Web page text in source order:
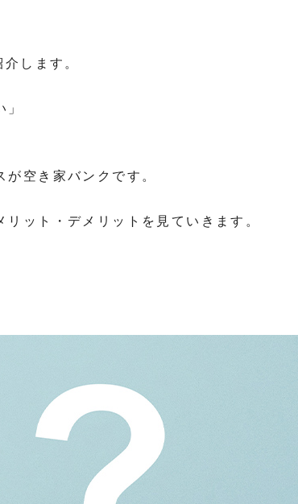
します。
」
空き家バンクです。
ット・デメリットを見ていきます。